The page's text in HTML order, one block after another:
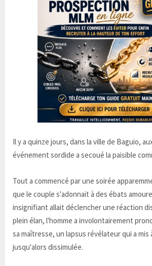
Il y a quinze jours, dans la ville de Baguio,
événement sordide a secoué la paisible
Tout a commencé par une soirée
que le couple s'adonnait à des ébats
insignifiant allait déclencher une réaction
plein élan, l'homme a involontairement
sa maîtresse, un lapsus révélateur qui a
jusqu'alors dissimulée.